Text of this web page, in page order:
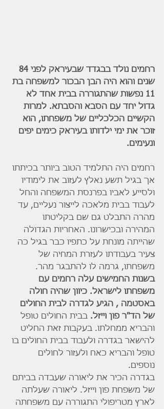
שנים והוא היה הבן הבכור למשפחה בת
11 נפשות שהתגוררה בבית אחד לא
גדול יחד עם הסבא והסבתא. למרות
הקשיים הכלכליים של משפחתו, הוא
זוכר את ימי ילדותו בעיראק כימים יפים
ונעימים.
רחמים היה התלמיד הטוב ביותר בכיתתו
אך בגיל תשע נאלץ לעזוב את לימודיו
ולסייע לאביו בפרנסת המשפחה והחל
לעבוד בבית מלאכה לייצור נעליים, עד
מהרה התבלט גם שם בקליטתו
המהירה ובכישרונו. האחריות הגדולה
שהייתה מונחת על כתפיו כבר בגיל כה
צעיר בעבודתו לעזרת המחיה של
משפחתו, גרמה לו להתבגר מהר.
בשנות החמישים עלה רחמים עם
משפחתו לישראל. כיוון שהיה חולה
באסטמה , הגיע לגדרה לבית החולים
של הד"ר פון וייזל. בבית החולים טופל
והבריא ממחלתו. בעקבות זאת החליט
להישאר בגדרה ולעבוד בבית החולים בו
טופל והבריא כאח ולעזור לחולים
נוספים.
בגדרה הכיר את ליאורה שעבדה בביתם
של משפחת פון וייזל. ליאורה שעלתה
לארץ מטריפולי התגוררה עם משפחתה